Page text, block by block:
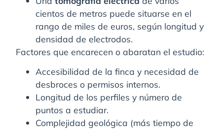
cientos de metros puede situarse en el
rango de miles de euros, según longitud y
densidad de electrodos.
Factores que encarecen o abaratan el estudio:
Accesibilidad de la finca y necesidad de
desbroces o permisos internos.
Longitud de los perfiles y número de
puntos a estudiar.
Complejidad geológica (más tiempo de